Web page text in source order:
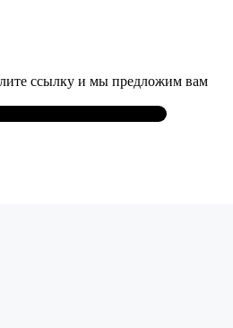
ссылку и мы предложим вам